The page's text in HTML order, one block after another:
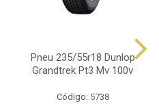
Pneu 235/55r18 Dunlop
Grandtrek Pt3 Mv 100v
Código: 5738